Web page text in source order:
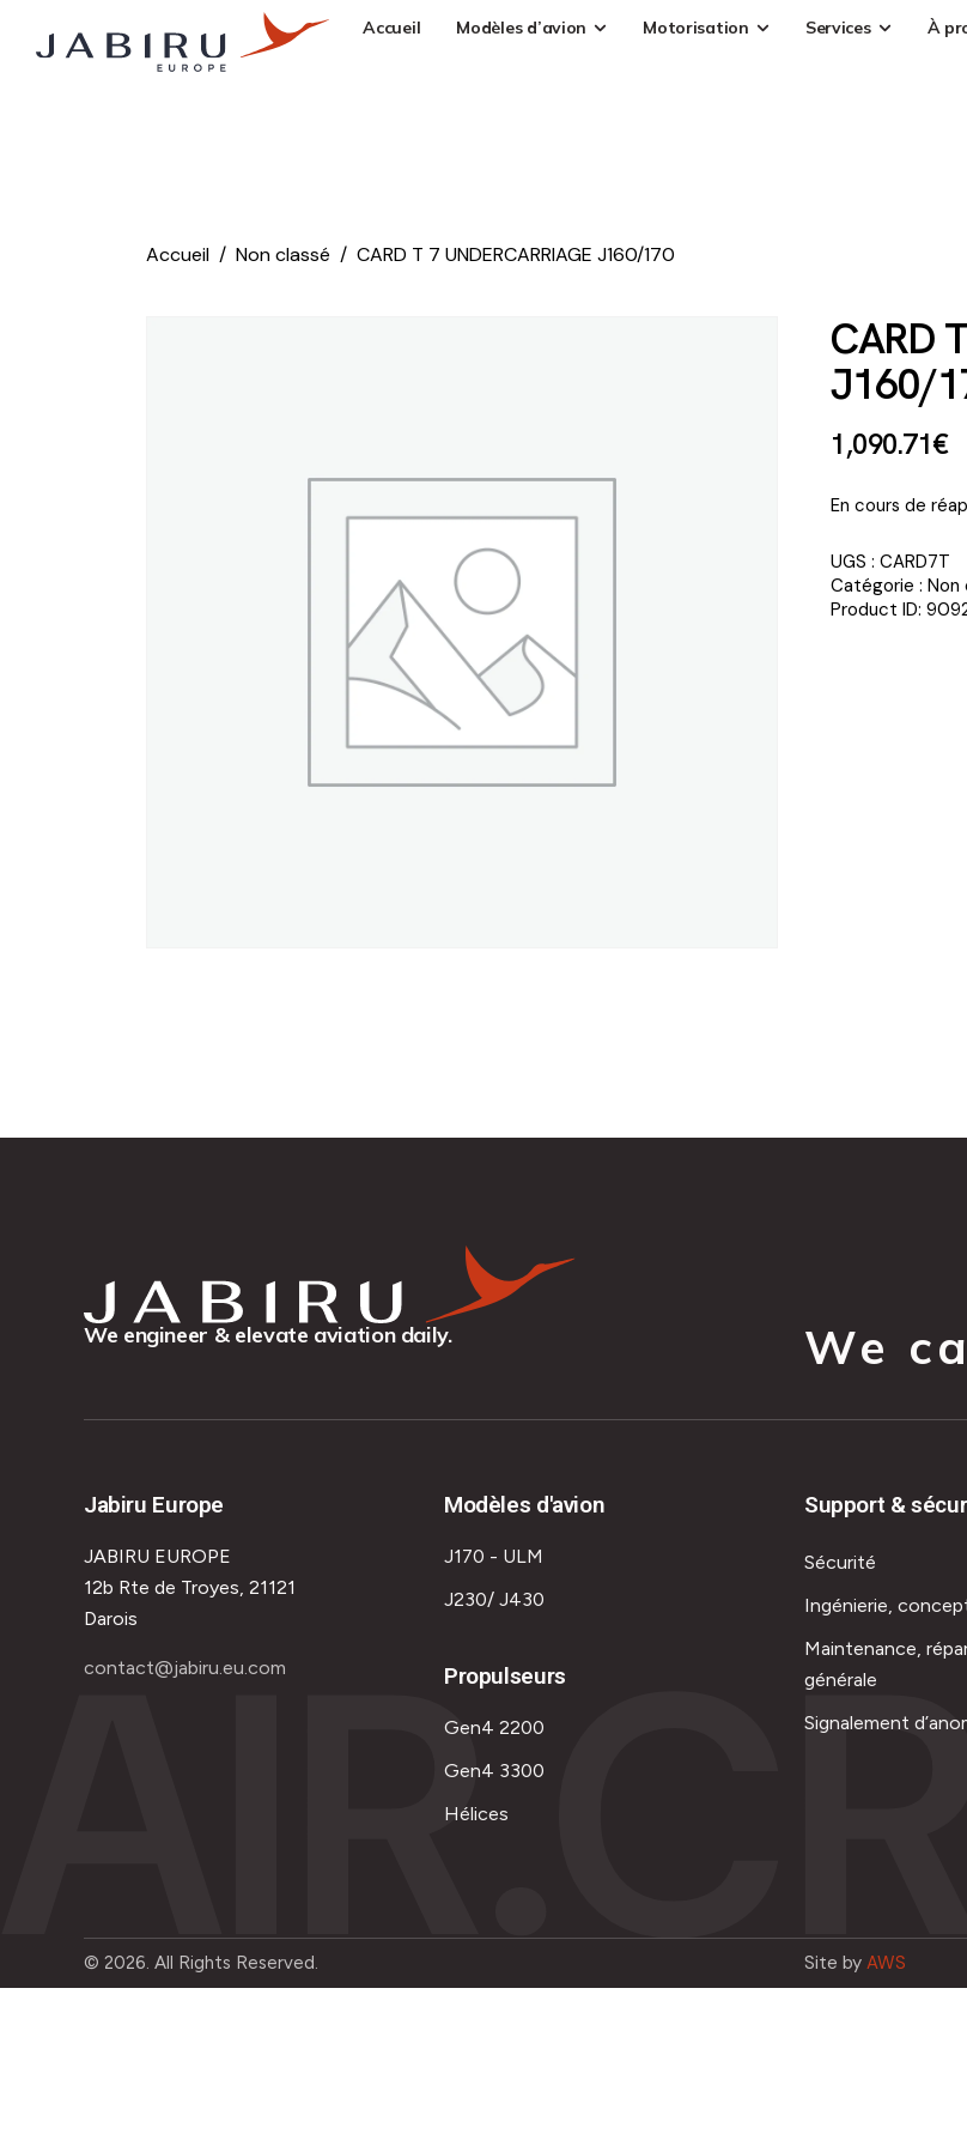
Accueil Modèles d’avion Motorisation Services À
Accueil Non classé CARD T 7 UNDERCARRIAGE J160/170
CARD
J160/
1,090.71€
En cours de
UGS : CARD7T
Catégorie : Non
Product ID:
We engineer & elevate aviation daily. We
Jabiru Europe
JABIRU EUROPE
12b Rte de Troyes, 21121
Darois
contact@jabiru.eu.com
Modèles d'avion
J170 - ULM
J230/ J430
Propulseurs
Gen4 2200
Gen4 3300
Hélices
Support &
Sécurité
Ingénierie,
Maintenance,
générale
Signalement
© 2026. All Rights Reserved. Site by AWS